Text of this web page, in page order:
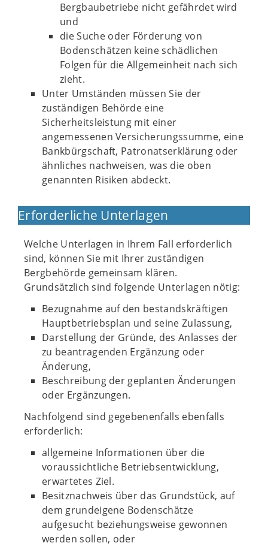
Bergbaubetriebe nicht gefährdet wird
und
die Suche oder Förderung von
Bodenschätzen keine schädlichen
Folgen für die Allgemeinheit nach sich
zieht.
Unter Umständen müssen Sie der
zuständigen Behörde eine
Sicherheitsleistung mit einer
angemessenen Versicherungssumme, eine
Bankbürgschaft, Patronatserklärung oder
ähnliches nachweisen, was die oben
genannten Risiken abdeckt.
Erforderliche Unterlagen
Welche Unterlagen in Ihrem Fall erforderlich
sind, können Sie mit Ihrer zuständigen
Bergbehörde gemeinsam klären.
Grundsätzlich sind folgende Unterlagen nötig:
Bezugnahme auf den bestandskräftigen
Hauptbetriebsplan und seine Zulassung,
Darstellung der Gründe, des Anlasses der
zu beantragenden Ergänzung oder
Änderung,
Beschreibung der geplanten Änderungen
oder Ergänzungen.
Nachfolgend sind gegebenenfalls ebenfalls
erforderlich:
allgemeine Informationen über die
voraussichtliche Betriebsentwicklung,
erwartetes Ziel.
Besitznachweis über das Grundstück, auf
dem grundeigene Bodenschätze
aufgesucht beziehungsweise gewonnen
werden sollen, oder